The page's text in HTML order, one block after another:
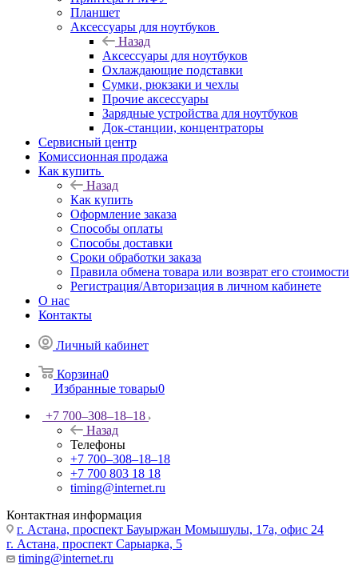
Планшет
Аксессуары для ноутбуков
Назад
Аксессуары для ноутбуков
Охлаждающие подставки
Сумки, рюкзаки и чехлы
Прочие аксессуары
Зарядные устройства для ноутбуков
Док-станции, концентраторы
Сервисный центр
Комиссионная продажа
Как купить
Назад
Как купить
Оформление заказа
Способы оплаты
Способы доставки
Сроки обработки заказа
Правила обмена товара или возврат его стоимости
Регистрация/Авторизация в личном кабинете
О нас
Контакты
Личный кабинет
Корзина0
Избранные товары0
+7 700‒308‒18‒18
Назад
Телефоны
+7 700‒308‒18‒18
+7 700 803 18 18
timing@internet.ru
Контактная информация
г. Астана, проспект Бауыржан Момышулы, 17а, офис 24
г. Астана, проспект Сарыарка, 5
timing@internet.ru